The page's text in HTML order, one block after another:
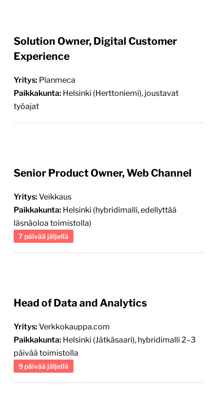
Solution Owner, Digital Customer
Experience
Yritys: Planmeca
Paikkakunta: Helsinki (Herttoniemi), joustavat
työajat
Senior Product Owner, Web Channel
Yritys: Veikkaus
Paikkakunta: Helsinki (hybridimalli, edellyttää
läsnäoloa toimistolla)
7 päivää jäljellä
Head of Data and Analytics
Yritys: Verkkokauppa.com
Paikkakunta: Helsinki (Jätkäsaari), hybridimalli 2–3
päivää toimistolla
9 päivää jäljellä